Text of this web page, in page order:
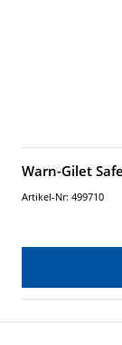
Warn-Gilet
Artikel-Nr: 499710